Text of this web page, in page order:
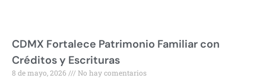
CDMX Fortalece Patrimonio Familiar con
Créditos y Escrituras
8 de mayo, 2026 No hay comentarios